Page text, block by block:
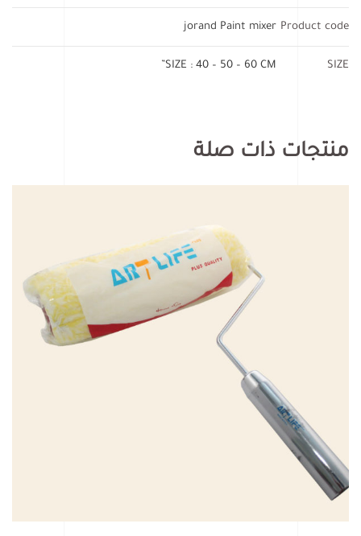
Product code
jorand Paint mixer
SIZE
SIZE : 40 – 50 – 60 CM”
منتجات ذات صلة